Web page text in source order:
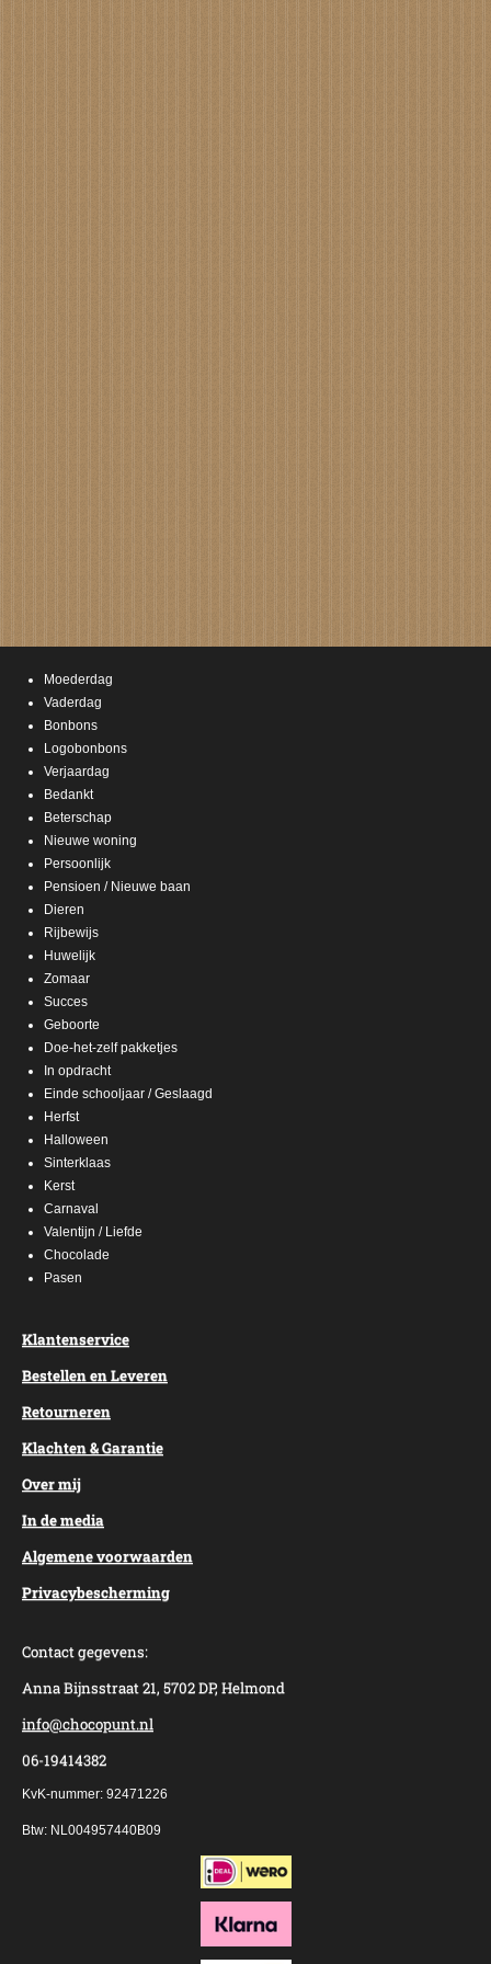
Moederdag
Vaderdag
Bonbons
Logobonbons
Verjaardag
Bedankt
Beterschap
Nieuwe woning
Persoonlijk
Pensioen / Nieuwe baan
Dieren
Rijbewijs
Huwelijk
Zomaar
Succes
Geboorte
Doe-het-zelf pakketjes
In opdracht
Einde schooljaar / Geslaagd
Herfst
Halloween
Sinterklaas
Kerst
Carnaval
Valentijn / Liefde
Chocolade
Pasen
Klantenservice
Bestellen en Leveren
Retourneren
Klachten & Garantie
Over mij
In de media
Algemene voorwaarden
Privacybescherming
Contact gegevens:
Anna Bijnsstraat 21, 5702 DP, Helmond
info@chocopunt.nl
06-19414382
KvK-nummer: 92471226
Btw: NL004957440B09